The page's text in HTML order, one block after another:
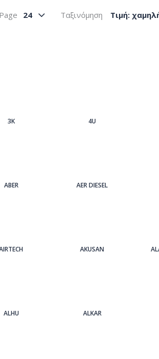
Ταξινόμηση Tιμή:
24
3Κ 4U
ABER AER DIESEL
AKUSAN
ALHU ALKAR